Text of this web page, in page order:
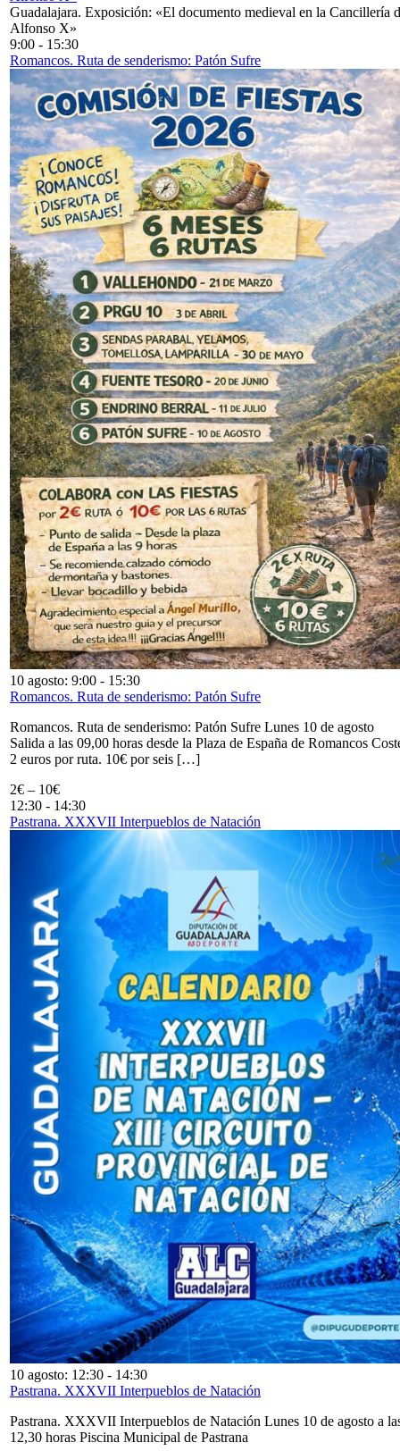
Guadalajara. Exposición: «El documento medieval en la Cancillería
Alfonso X»
9:00 - 15:30
Romancos. Ruta de senderismo: Patón Sufre
10 agosto: 9:00 - 15:30
Romancos. Ruta de senderismo: Patón Sufre
Romancos. Ruta de senderismo: Patón Sufre Lunes 10 de agosto
Salida a las 09,00 horas desde la Plaza de España de Romancos
2 euros por ruta. 10€ por seis […]
2€ – 10€
12:30 - 14:30
Pastrana. XXXVII Interpueblos de Natación
10 agosto: 12:30 - 14:30
Pastrana. XXXVII Interpueblos de Natación
Pastrana. XXXVII Interpueblos de Natación Lunes 10 de agosto a
12,30 horas Piscina Municipal de Pastrana